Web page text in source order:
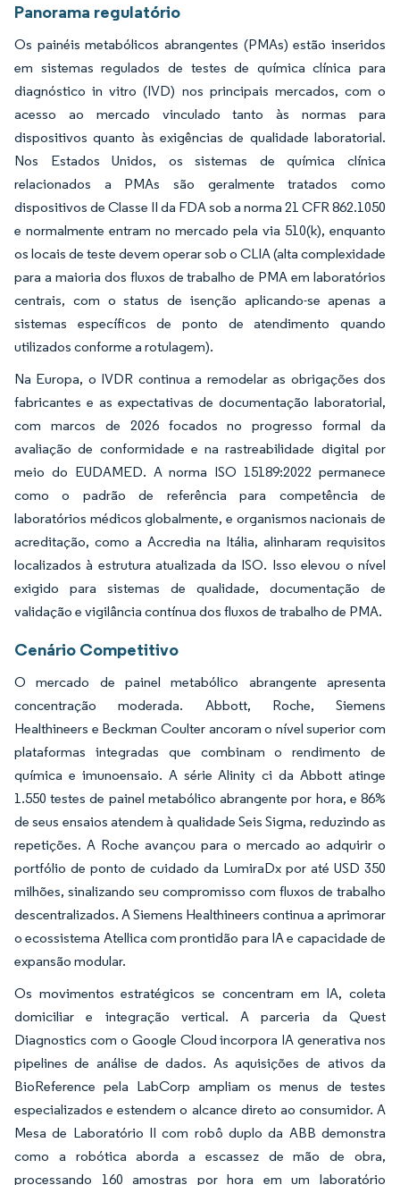
Panorama regulatório
Os painéis metabólicos abrangentes (PMAs) estão inseridos
em sistemas regulados de testes de química clínica para
diagnóstico in vitro (IVD) nos principais mercados, com o
acesso ao mercado vinculado tanto às normas para
dispositivos quanto às exigências de qualidade laboratorial.
Nos Estados Unidos, os sistemas de química clínica
relacionados a PMAs são geralmente tratados como
dispositivos de Classe II da FDA sob a norma 21 CFR 862.1050
e normalmente entram no mercado pela via 510(k), enquanto
os locais de teste devem operar sob o CLIA (alta complexidade
para a maioria dos fluxos de trabalho de PMA em laboratórios
centrais, com o status de isenção aplicando-se apenas a
sistemas específicos de ponto de atendimento quando
utilizados conforme a rotulagem).
Na Europa, o IVDR continua a remodelar as obrigações dos
fabricantes e as expectativas de documentação laboratorial,
com marcos de 2026 focados no progresso formal da
avaliação de conformidade e na rastreabilidade digital por
meio do EUDAMED. A norma ISO 15189:2022 permanece
como o padrão de referência para competência de
laboratórios médicos globalmente, e organismos nacionais de
acreditação, como a Accredia na Itália, alinharam requisitos
localizados à estrutura atualizada da ISO. Isso elevou o nível
exigido para sistemas de qualidade, documentação de
validação e vigilância contínua dos fluxos de trabalho de PMA.
Cenário Competitivo
O mercado de painel metabólico abrangente apresenta
concentração moderada. Abbott, Roche, Siemens
Healthineers e Beckman Coulter ancoram o nível superior com
plataformas integradas que combinam o rendimento de
química e imunoensaio. A série Alinity ci da Abbott atinge
1.550 testes de painel metabólico abrangente por hora, e 86%
de seus ensaios atendem à qualidade Seis Sigma, reduzindo as
repetições. A Roche avançou para o mercado ao adquirir o
portfólio de ponto de cuidado da LumiraDx por até USD 350
milhões, sinalizando seu compromisso com fluxos de trabalho
descentralizados. A Siemens Healthineers continua a aprimorar
o ecossistema Atellica com prontidão para IA e capacidade de
expansão modular.
Os movimentos estratégicos se concentram em IA, coleta
domiciliar e integração vertical. A parceria da Quest
Diagnostics com o Google Cloud incorpora IA generativa nos
pipelines de análise de dados. As aquisições de ativos da
BioReference pela LabCorp ampliam os menus de testes
especializados e estendem o alcance direto ao consumidor. A
Mesa de Laboratório II com robô duplo da ABB demonstra
como a robótica aborda a escassez de mão de obra,
processando 160 amostras por hora em um laboratório